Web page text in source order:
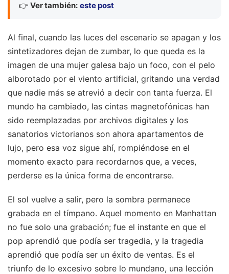
👉 Ver también: este post
Al final, cuando las luces del escenario se apagan y los
sintetizadores dejan de zumbar, lo que queda es la
imagen de una mujer galesa bajo un foco, con el pelo
alborotado por el viento artificial, gritando una verdad
que nadie más se atrevió a decir con tanta fuerza. El
mundo ha cambiado, las cintas magnetofónicas han
sido reemplazadas por archivos digitales y los
sanatorios victorianos son ahora apartamentos de
lujo, pero esa voz sigue ahí, rompiéndose en el
momento exacto para recordarnos que, a veces,
perderse es la única forma de encontrarse.
El sol vuelve a salir, pero la sombra permanece
grabada en el tímpano. Aquel momento en Manhattan
no fue solo una grabación; fue el instante en que el
pop aprendió que podía ser tragedia, y la tragedia
aprendió que podía ser un éxito de ventas. Es el
triunfo de lo excesivo sobre lo mundano, una lección